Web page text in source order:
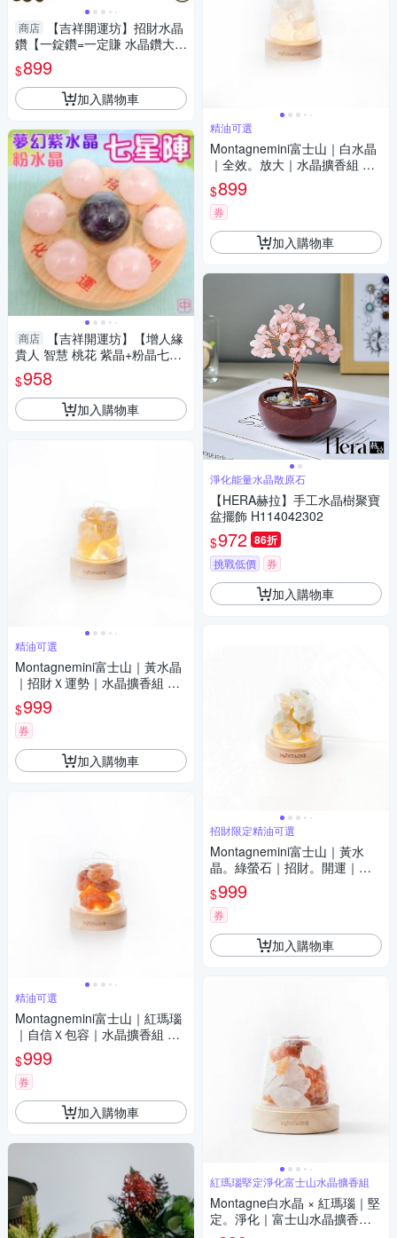
商店
【吉祥開運坊】招財水晶
鑽【一錠鑽=一定賺 水晶鑽大型
約10cm含底座 多色可供選擇】
淨化 擇日
$899
加入購物車
商店
【吉祥開運坊】【增人緣
貴人 智慧 桃花 紫晶+粉晶七星
陣 中型 附孟宗竹底盤】淨化 擇
日
$958
加入購物車
精油可選
Montagnemini富士山｜黃水晶
｜招財Ｘ運勢｜水晶擴香組 精
油可選
$999
券
加入購物車
精油可選
Montagnemini富士山｜紅瑪瑙
｜自信Ｘ包容｜水晶擴香組 精
油可選
$999
券
加入購物車
精油可選
Montagnemini富士山｜白水晶
｜全效。放大｜水晶擴香組 精
油可選
$899
券
加入購物車
淨化能量水晶散原石
【HERA赫拉】手工水晶樹聚寶
盆擺飾 H114042302
$972 86折
挑戰低價 券
加入購物車
招財限定精油可選
Montagnemini富士山｜黃水
晶。綠螢石｜招財。開運｜水
晶擴香組 招財限定 精油可選
$999
券
加入購物車
紅瑪瑙堅定淨化富士山水晶擴香組
Montagne白水晶 × 紅瑪瑙｜堅
定。淨化｜富士山水晶擴香組